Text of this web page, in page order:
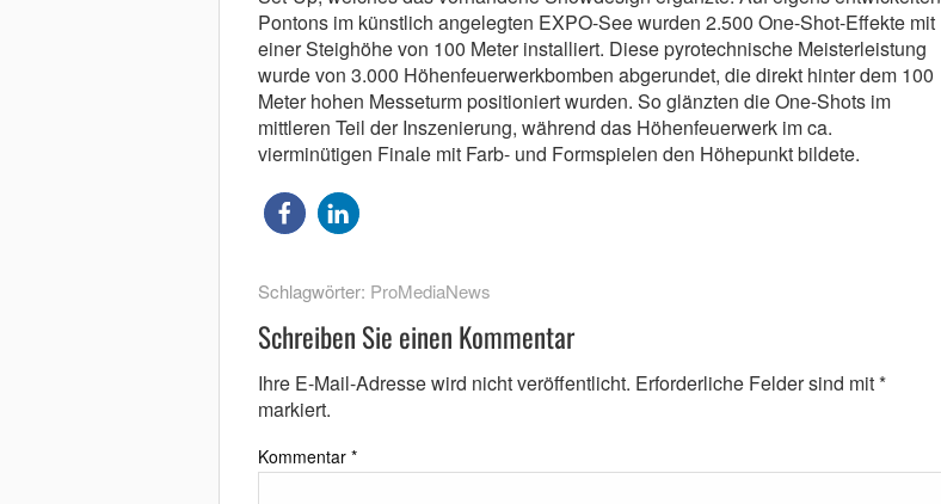
Pontons im künstlich angelegten EXPO-See wurden 2.500 One-Shot-Effekte mit
einer Steighöhe von 100 Meter installiert. Diese pyrotechnische Meisterleistung
wurde von 3.000 Höhenfeuerwerkbomben abgerundet, die direkt hinter dem 100
Meter hohen Messeturm positioniert wurden. So glänzten die One-Shots im
mittleren Teil der Inszenierung, während das Höhenfeuerwerk im ca.
vierminütigen Finale mit Farb- und Formspielen den Höhepunkt bildete.
Schlagwörter: ProMediaNews
Schreiben Sie einen Kommentar
Ihre E-Mail-Adresse wird nicht veröffentlicht. Erforderliche Felder sind mit*
markiert.
Kommentar *